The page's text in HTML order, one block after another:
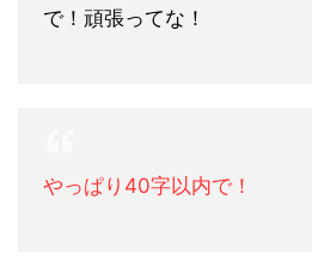
で！頑張ってな！
やっぱり40字以内で！